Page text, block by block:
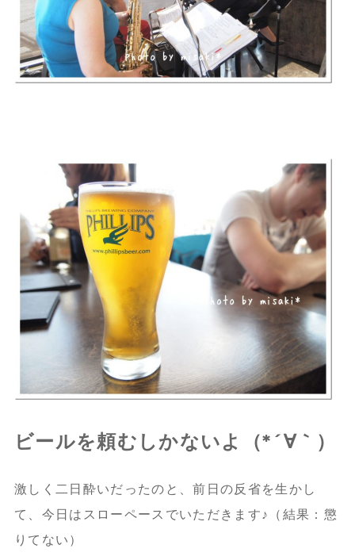
ビールを頼むしかないよ（*´∀｀）
激しく二日酔いだったのと、前日の反省を生かし
て、今日はスローペースでいただきます♪（結果：懲
りてない）